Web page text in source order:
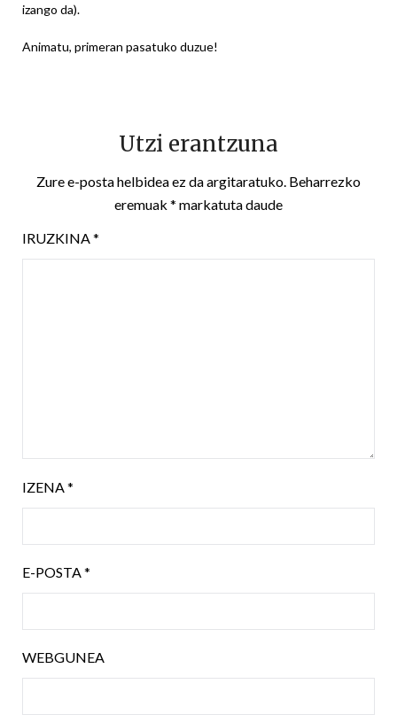
izango da).
Animatu, primeran pasatuko duzue!
Utzi erantzuna
Zure e-posta helbidea ez da argitaratuko. Beharrezko
eremuak * markatuta daude
IRUZKINA*
IZENA*
E-POSTA*
WEBGUNEA